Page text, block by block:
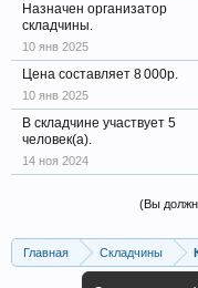
Назначен организатор
складчины.
10 янв 2025
Цена составляет 8 000р.
10 янв 2025
В складчине участвует 5
человек(а).
14 ноя 2024
(Вы
Главная Складчины